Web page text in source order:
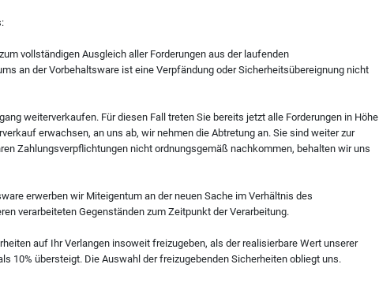
vollständigen Ausgleich aller Forderungen aus der laufenden
an der Vorbehaltsware ist eine Verpfändung oder Sicherheitsübereignung nicht
weiterverkaufen. Für diesen Fall treten Sie bereits jetzt alle Forderungen in Höhe
erwachsen, an uns ab, wir nehmen die Abtretung an. Sie sind weiter zur
Zahlungsverpflichtungen nicht ordnungsgemäß nachkommen, behalten wir uns
erwerben wir Miteigentum an der neuen Sache im Verhältnis des
verarbeiteten Gegenständen zum Zeitpunkt der Verarbeitung.
auf Ihr Verlangen insoweit freizugeben, als der realisierbare Wert unserer
10% übersteigt. Die Auswahl der freizugebenden Sicherheiten obliegt uns.